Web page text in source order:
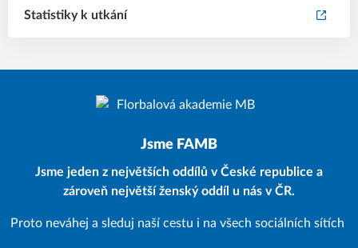
Statistiky k utkání
Jsme FAMB
Jsme jeden z největších oddílů v České republice a
zároveň největší ženský oddíl u nás v ČR.
Proto neváhej a sleduj naší cestu i na všech sociálních sítích